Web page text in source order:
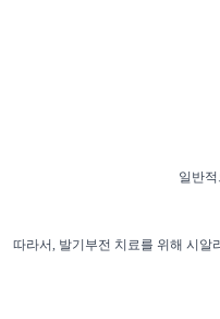
일반
따라서, 발기부전 치료를 위해 시알